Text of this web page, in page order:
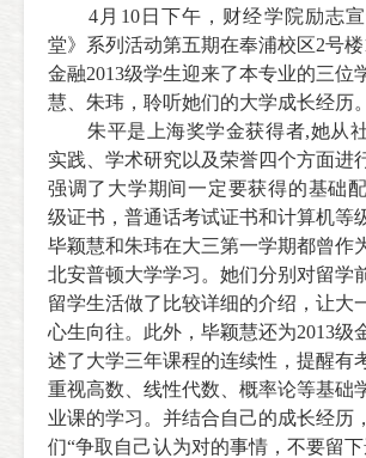
4月10日下午，财经学院励志
堂》系列活动第五期在奉浦校区2号楼
金融2013级学生迎来了本专业的三位
慧、朱玮 ，聆听她们的大学成长经历。
朱平是上海奖学金获得者,她从
实践、学术研究以及荣誉四个方面进
强调了大学期间一定要获得的基础
级证书，普通话考试证书和计算机等
毕颖慧和朱玮在大三第一学期都曾作
北安普顿大学学习。她们分别对留学
留学生活做了比较详细的介绍，让大
心生向往。 此外， 毕颖慧还为2013级
述了大学三年课程的连续性，提醒有
重视高数、线性代数、概率论等基础
业课的学习。并结合自己的成长经历
们“争取自己认为对的事情，不要留下